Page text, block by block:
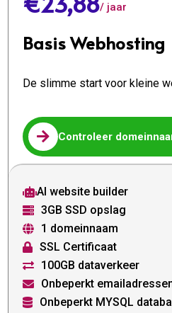
/ jaar
Basis Webhosting
De slimme start voor kleine
 Controleer
AI website builder
 3GB SSD opslag
 1 domeinnaam
 SSL Certificaat
 100GB dataverkeer
 Onbeperkt
 Onbeperkt MYSQL